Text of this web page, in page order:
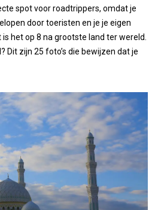
spot voor roadtrippers, omdat je
door toeristen en je je eigen
het op 8 na grootste land ter wereld.
Dit zijn 25 foto’s die bewijzen dat je